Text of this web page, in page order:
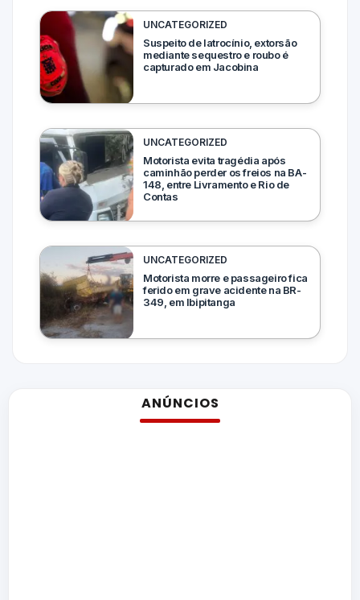
UNCATEGORIZED
Suspeito de latrocínio, extorsão
mediante sequestro e roubo é
capturado em Jacobina
UNCATEGORIZED
Motorista evita tragédia após
caminhão perder os freios na BA-
148, entre Livramento e Rio de
Contas
UNCATEGORIZED
Motorista morre e passageiro fica
ferido em grave acidente na BR-
349, em Ibipitanga
ANÚNCIOS